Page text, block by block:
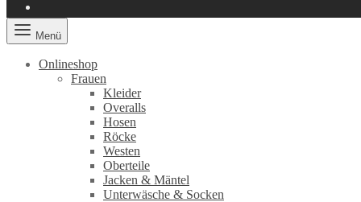
Menü
Onlineshop
Frauen
Kleider
Overalls
Hosen
Röcke
Westen
Oberteile
Jacken & Mäntel
Unterwäsche & Socken